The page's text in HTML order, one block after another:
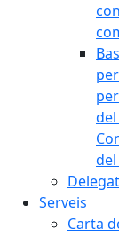
Serveis
Carta